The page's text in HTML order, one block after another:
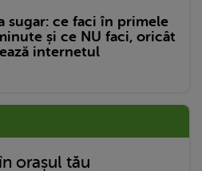
sugar: ce faci în primele
și ce NU faci, oricât
internetul
orașul tău